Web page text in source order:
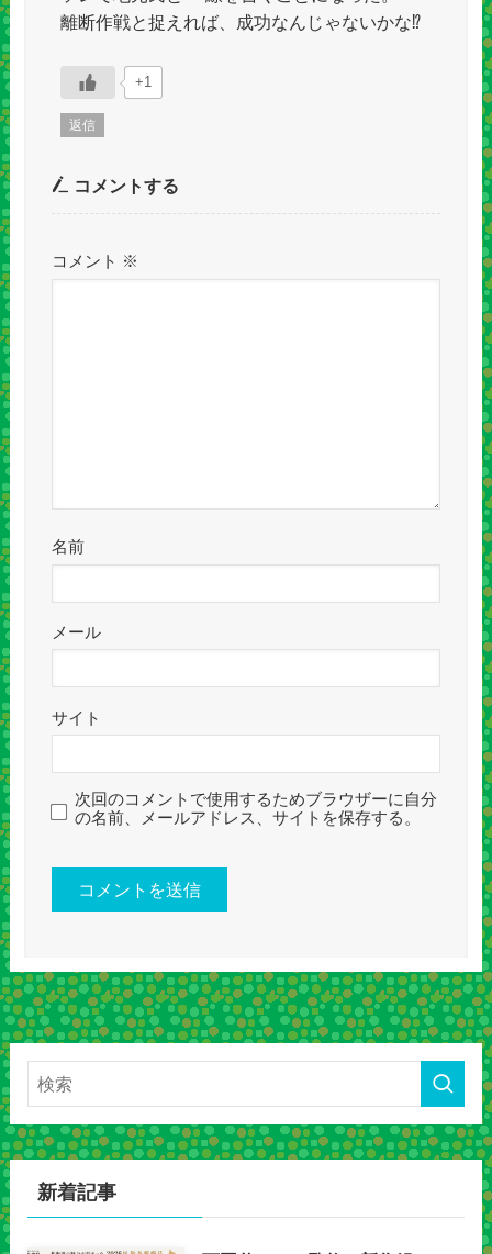
離断作戦と捉えれば、成功なんじゃないかな⁉︎
+1
返信
コメントする
コメント ※
名前
メール
サイト
次回のコメントで使用するためブラウザーに自分
の名前、メールアドレス、サイトを保存する。
新着記事